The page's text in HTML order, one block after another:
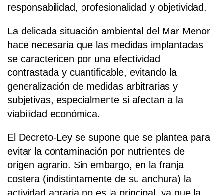
responsabilidad, profesionalidad y objetividad.
La delicada situación ambiental del Mar Menor
hace necesaria que las medidas implantadas
se caractericen por una efectividad
contrastada y cuantificable, evitando la
generalización de medidas arbitrarias y
subjetivas, especialmente si afectan a la
viabilidad económica.
El Decreto-Ley se supone que se plantea para
evitar la contaminación por nutrientes de
origen agrario. Sin embargo, en la franja
costera (indistintamente de su anchura) la
actividad agraria no es la principal, ya que la